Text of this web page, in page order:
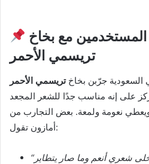
تريسمي الأحمر
السعودية جرّبن بخاختريسمي الأحمر
على إنه مناسب جدًا للشعر المجعد
ويعطي نعومة ولمعة. بعض التجارب من
أمازون تقول: